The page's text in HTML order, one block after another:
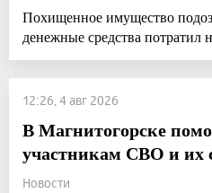
Похищенное имущество
денежные средства потратил
12:26, 4 авг 2026
В Магнитогорске
участникам СВО и их
Новости